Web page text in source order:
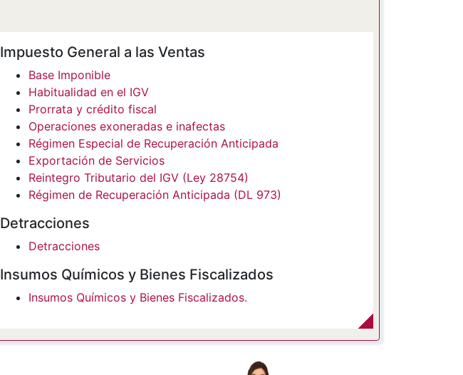
Impuesto General a las Ventas
Base Imponible
Habitualidad en el IGV
Prorrata y crédito fiscal
Operaciones exoneradas e inafectas
Régimen Especial de Recuperación Anticipada
Exportación de Servicios
Reintegro Tributario del IGV (Ley 28754)
Régimen de Recuperación Anticipada (DL 973)
Detracciones
Detracciones
Insumos Químicos y Bienes Fiscalizados
Insumos Químicos y Bienes Fiscalizados.